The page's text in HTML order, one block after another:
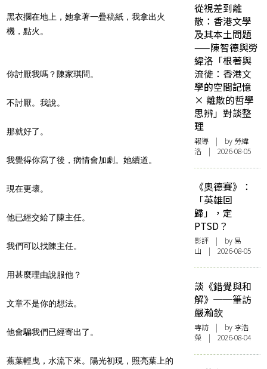
黑衣擱在地上，她拿著一疊稿紙，我拿出火
機，點火。
你討厭我嗎？陳家琪問。
不討厭。我說。
那就好了。
我覺得你寫了後，病情會加劇。她續道。
現在更壞。
他已經交給了陳主任。
我們可以找陳主任。
用甚麼理由說服他？
文章不是你的想法。
他會騙我們已經寄出了。
蕉葉輕曳，水流下來。陽光初現，照亮葉上的
從視差到離
散：香港文學
及其本土問題
——陳智德與勞
緯洛「根著與
流徙：香港文
學的空間記憶
× 離散的哲學
思辨」對談整
理
報導 | by 勞緯
洛 | 2026-08-05
《奧德賽》：
「英雄回
歸」，定
PTSD？
影評 | by 易
山 | 2026-08-05
談《錯覺與和
解》──筆訪
嚴瀚欽
專訪 | by 李浩
榮 | 2026-08-04